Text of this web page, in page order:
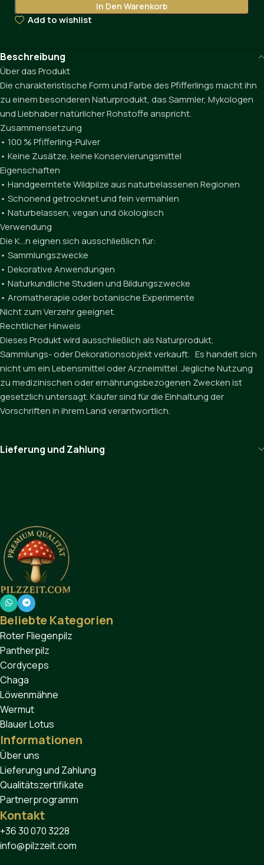
In Den Warenkorb
Add to wishlist
Beschreibung
Über das Produkt
Die charakteristische Form und Farbe des Pfifferlings macht ihn
zu einem besonderen Naturprodukt, das Sammler, Mykologen
und Liebhaber natürlicher Rohstoffe anspricht.
Zusammensetzung
• 100 % Pfifferling-Pulver
• Keine Zusätze, keine Konservierungsmittel
Eigenschaften
• Handgeerntete Wildpilze aus naturbelassenen Regionen
• Schonend getrocknet und fein vermahlen
• Naturbelassen, vegan und ökologisch
Verwendung
Die K…n eignen sich ausschließlich für:
• Sammlungszwecke
• Dekorative Anwendungen
• Naturkundliche Studien und Bildungszwecke
• Aromatherapie oder botanische Experimente
Nicht zum Verzehr geeignet.
Rechtlicher Hinweis
Dieses Produkt wird ausschließlich als Naturprodukt,
Sammlungs- oder Dekorationsobjekt verkauft. Es handelt sich
nicht um ein Lebensmittel oder Arzneimittel. Jegliche Nutzung
zu medizinischen oder ernährungsbezogenen Zwecken ist
gesetzlich untersagt. Käufer sind für die Einhaltung der
Vorschriften in ihrem Land verantwortlich.
Lieferung und Zahlung
Beliebte Kategorien
Roter Fliegenpilz
Pantherpilz
Cordyceps
Chaga
Löwenmähne
Wermut
Blauer Lotus
Informationen
Über uns
Lieferung und Zahlung
Qualitätszertifikate
Partnerprogramm
Kontakt
+36 30 070 3228
info@pilzzeit.com